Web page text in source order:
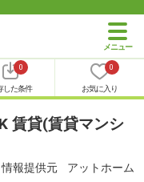
0
した条件
0
お気に入り
賃貸(賃貸マンシ
情報提供元 アットホーム